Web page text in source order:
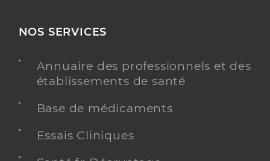
NOS SERVICES
Annuaire des professionnels et des
établissements de santé
Base de médicaments
Essais Cliniques